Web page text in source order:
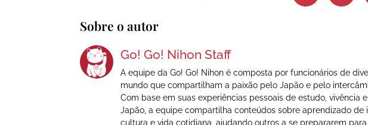
Sobre o autor
Go! Go! Nihon Staff
A equipe da Go! Go! Nihon é composta por funcionários de
mundo que compartilham a paixão pelo Japão e pelo
Com base em suas experiências pessoais de estudo, vivência
Japão, a equipe compartilha conteúdos sobre aprendizado de
cultura e vida cotidiana, ajudando outros a se prepararem